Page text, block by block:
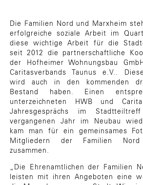
Die Familien Nord und Marxheim
erfolgreiche soziale Arbeit im
diese wichtige Arbeit für die
seit 2012 die partnerschaftliche
der Hofheimer Wohnungsbau
Caritasverbands Taunus e.V..
wird auch in den kommenden
Bestand haben. Einen
unterzeichneten HWB und
Jahresgesprächs im
vergangenen Jahr im Neubau
kam man für ein gemeinsames
Mitgliedern der Familien
zusammen.
„Die Ehrenamtlichen der Familien
leisten mit ihren Angeboten eine